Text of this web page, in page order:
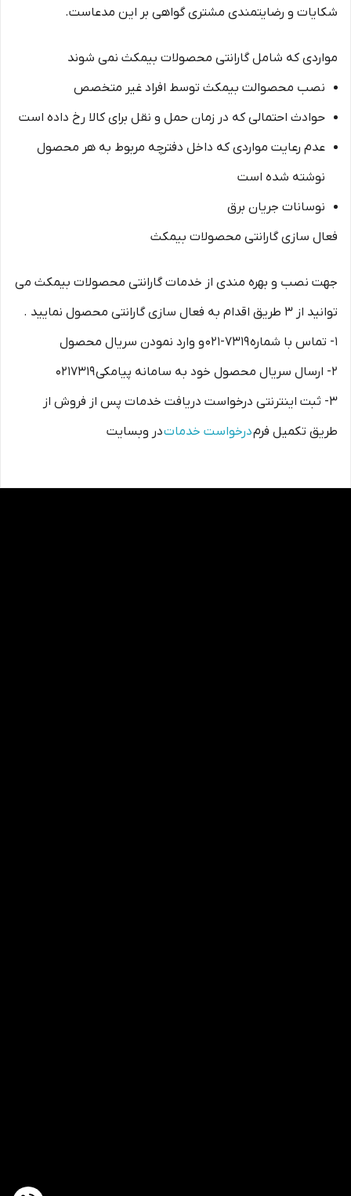
شکایات و رضایتمندی مشتری گواهی بر این مدعاست.
مواردی که شامل گارانتی محصولات بیمکث نمی شوند
نصب محصوالت بیمکث توسط افراد غیر متخصص
حوادث احتمالی که در زمان حمل و نقل برای کالا رخ داده است
عدم رعایت مواردی که داخل دفترچه مربوط به هر محصول
نوشته شده است
نوسانات جریان برق
فعال سازی گارانتی محصولات بیمکث
جهت نصب و بهره مندی از خدمات گارانتی محصولات بیمکث می
توانید از ۳ طریق اقدام به فعال سازی گارانتی محصول نمایید .
۱- تماس با شماره ۷۳۱۹-۰۲۱ و وارد نمودن سریال محصول
۲- ارسال سریال محصول خود به سامانه پیامکی ۰۲۱۷۳۱۹
۳- ثبت اینترنتی درخواست دریافت خدمات پس از فروش از
طریق تکمیل فرمدرخواست خدماتدر وبسایت